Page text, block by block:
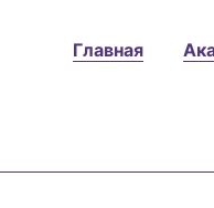
Главная